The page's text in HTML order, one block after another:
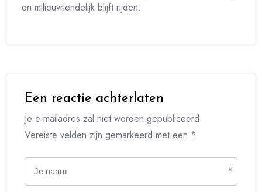
en milieuvriendelijk blijft rijden.
Een reactie achterlaten
Je e-mailadres zal niet worden gepubliceerd.
Vereiste velden zijn gemarkeerd met een *.
*